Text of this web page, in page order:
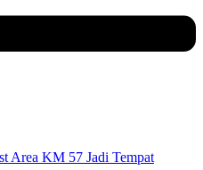
Area KM 57 Jadi Tempat